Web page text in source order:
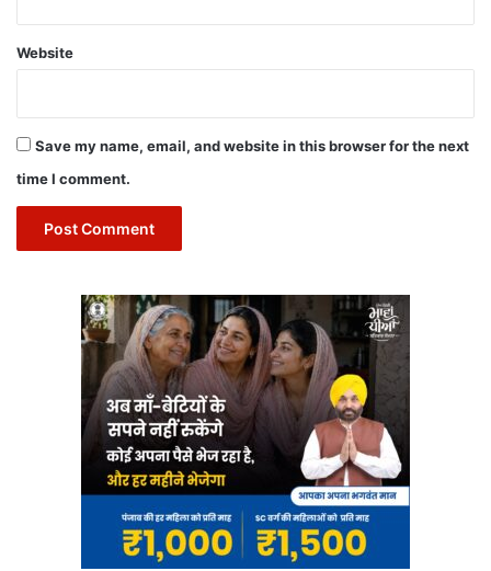
Website
Save my name, email, and website in this browser for the next
time I comment.